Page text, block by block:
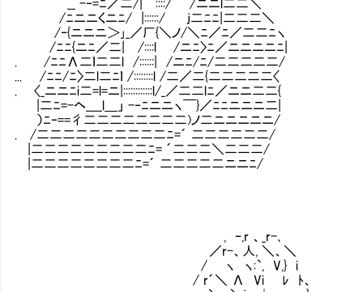
__ -‐=ﾆ／二/|￣::::/ /ニニl二二＼
/ﾆニニくニﾆ/ |::::::/ j二ﾆﾆ|二二二＼
/‐{ニニニ＞｣_／厂{＼ノ/＼ﾆ／ﾆ／二二ﾆヽ
/ﾆﾆ{ニﾆ／二| /::::l /ニﾆ〉ﾆ／ニニニニﾆ|
. /ﾆﾆΛ二ｌ二二l /::::::| /ニﾆ/ﾆ/二二二二二/
... /ﾆﾆ/ﾆ〉二l二ﾆｌ /::::::::l /二／二{二二二二二〈
. 〈_ニニﾆi二=l=ニ|::::::::::::l/_／二二lﾆ／ニニ二二{
|二ﾆ=-ヘ____l＿」 -‐ﾆニニヽ￣}／ﾆﾆニニニ二|
）ﾆ‐==彳二二二二二二二二)ノ二ニニニニニ/
. /二二二二二二二二二二ﾆ=´ 二二二二二二/
|二二二二二二二二二ﾆ= ´二二二＼二二二/
|二二二二二二二二ﾆ=´ 二二二二二ニニﾆ/
, ｰ,r 、_r-､
／r-、人, ＼、＼
/ ヽ ヽ:`, V,} i
/ r´＼ Λ Vi ﾚ ﾄ、